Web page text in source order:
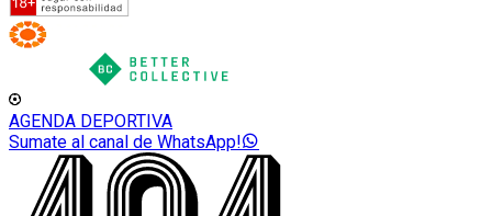
AGENDA DEPORTIVA
Sumate al canal de WhatsApp!